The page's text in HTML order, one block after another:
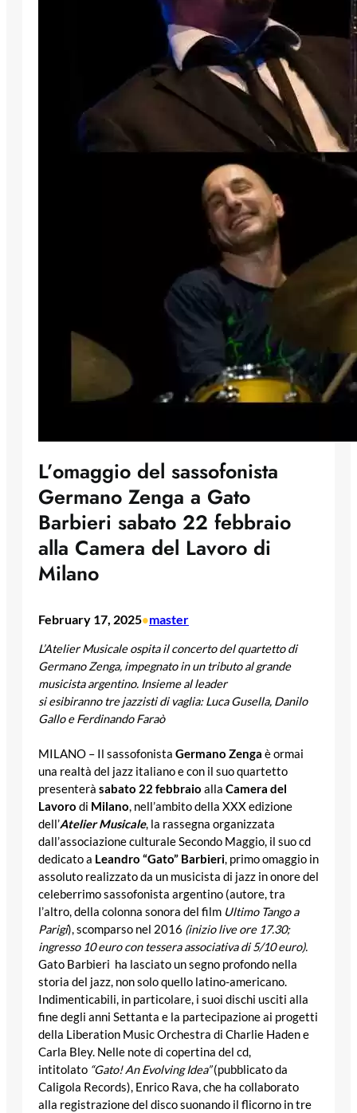
L’omaggio del sassofonista
Germano Zenga a Gato
Barbieri sabato 22 febbraio
alla Camera del Lavoro di
Milano
February 17, 2025•master
L’Atelier Musicale ospita il concerto del quartetto di
Germano Zenga, impegnato in un tributo al grande
musicista argentino. Insieme al leader
si esibiranno tre jazzisti di vaglia: Luca Gusella, Danilo
Gallo e Ferdinando Faraò
MILANO – Il sassofonista Germano Zenga è ormai
una realtà del jazz italiano e con il suo quartetto
presenterà sabato 22 febbraio alla Camera del
Lavoro di Milano, nell’ambito della XXX edizione
dell’Atelier Musicale, la rassegna organizzata
dall’associazione culturale Secondo Maggio, il suo cd
dedicato a Leandro “Gato” Barbieri, primo omaggio in
assoluto realizzato da un musicista di jazz in onore del
celeberrimo sassofonista argentino (autore, tra
l’altro, della colonna sonora del film Ultimo Tango a
Parigi), scomparso nel 2016 (inizio live ore 17.30;
ingresso 10 euro con tessera associativa di 5/10 euro).
Gato Barbieri ha lasciato un segno profondo nella
storia del jazz, non solo quello latino-americano.
Indimenticabili, in particolare, i suoi dischi usciti alla
fine degli anni Settanta e la partecipazione ai progetti
della Liberation Music Orchestra di Charlie Haden e
Carla Bley. Nelle note di copertina del cd,
intitolato “Gato! An Evolving Idea”(pubblicato da
Caligola Records), Enrico Rava, che ha collaborato
alla registrazione del disco suonando il flicorno in tre